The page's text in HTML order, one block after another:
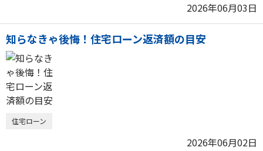
2026年06月03日
知らなきゃ後悔！住宅ローン返済額の目安
住宅ローン
2026年06月02日